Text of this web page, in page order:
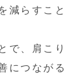
減らすこと
で、肩こり
につながる